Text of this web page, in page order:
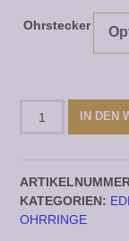
Ohrstecker
Ohrstecker
IN DEN
KATEGORIEN:
OHRRINGE